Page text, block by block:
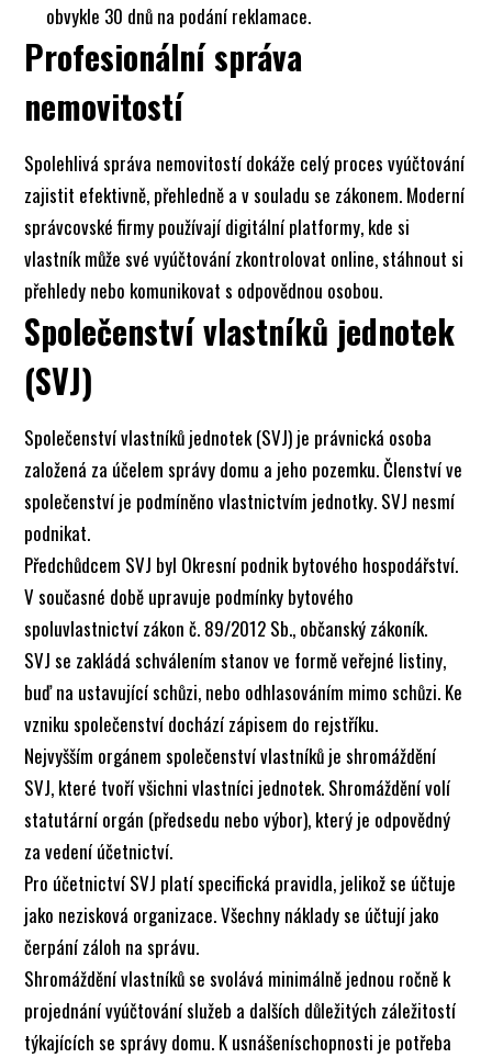
obvykle 30 dnů na podání reklamace.
Profesionální správa
nemovitostí
Spolehlivá správa nemovitostí dokáže celý proces vyúčtování
zajistit efektivně, přehledně a v souladu se zákonem. Moderní
správcovské firmy používají digitální platformy, kde si
vlastník může své vyúčtování zkontrolovat online, stáhnout si
přehledy nebo komunikovat s odpovědnou osobou.
Společenství vlastníků jednotek
(SVJ)
Společenství vlastníků jednotek (SVJ) je právnická osoba
založená za účelem správy domu a jeho pozemku. Členství ve
společenství je podmíněno vlastnictvím jednotky. SVJ nesmí
podnikat.
Předchůdcem SVJ byl Okresní podnik bytového hospodářství.
V současné době upravuje podmínky bytového
spoluvlastnictví zákon č. 89/2012 Sb., občanský zákoník.
SVJ se zakládá schválením stanov ve formě veřejné listiny,
buď na ustavující schůzi, nebo odhlasováním mimo schůzi. Ke
vzniku společenství dochází zápisem do rejstříku.
Nejvyšším orgánem společenství vlastníků je shromáždění
SVJ, které tvoří všichni vlastníci jednotek. Shromáždění volí
statutární orgán (předsedu nebo výbor), který je odpovědný
za vedení účetnictví.
Pro účetnictví SVJ platí specifická pravidla, jelikož se účtuje
jako nezisková organizace. Všechny náklady se účtují jako
čerpání záloh na správu.
Shromáždění vlastníků se svolává minimálně jednou ročně k
projednání vyúčtování služeb a dalších důležitých záležitostí
týkajících se správy domu. K usnášeníschopnosti je potřeba